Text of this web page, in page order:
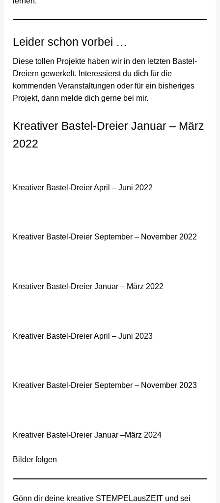
Leider schon vorbei …
Diese tollen Projekte haben wir in den letzten Bastel-
Dreiern gewerkelt. Interessierst du dich für die
kommenden Veranstaltungen oder für ein bisheriges
Projekt, dann melde dich gerne bei mir.
Kreativer Bastel-Dreier Januar – März
2022
Kreativer Bastel-Dreier April – Juni 2022
Kreativer Bastel-Dreier September – November 2022
Kreativer Bastel-Dreier Januar – März 2022
Kreativer Bastel-Dreier April – Juni 2023
Kreativer Bastel-Dreier September – November 2023
Kreativer Bastel-Dreier Januar –März 2024
Bilder folgen
Gönn dir deine kreative STEMPELausZEIT und sei